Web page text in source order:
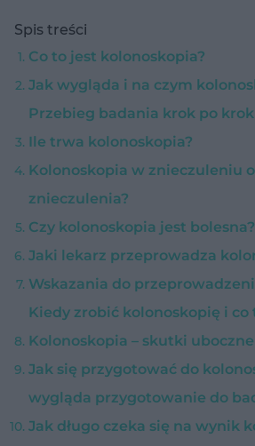
Spis treści
Co to jest kolonoskopia?
Jak wygląda i na czym
Przebieg badania krok po
Ile trwa kolonoskopia?
Kolonoskopia w znieczuleniu
znieczulenia?
Czy kolonoskopia jest bolesna?
Jaki lekarz przeprowadza
Wskazania do
Kiedy zrobić kolonoskopię i co
Kolonoskopia – skutki uboczne
Jak się przygotować do
wygląda przygotowanie do
Jak długo czeka się na wynik